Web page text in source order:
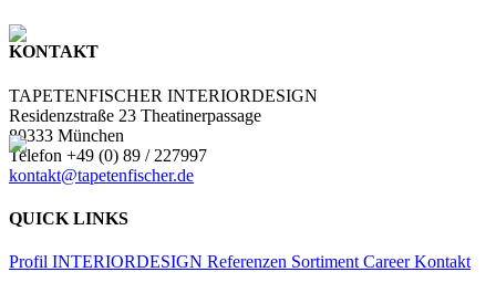
KONTAKT
TAPETENFISCHER INTERIORDESIGN
Residenzstraße 23 Theatinerpassage
80333 München
Telefon +49 (0) 89 / 227997
kontakt@tapetenfischer.de
QUICK LINKS
Profil INTERIORDESIGN Referenzen Sortiment CareerKontakt